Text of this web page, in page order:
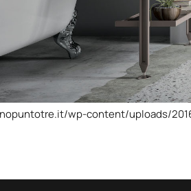
wp-content/uploads/